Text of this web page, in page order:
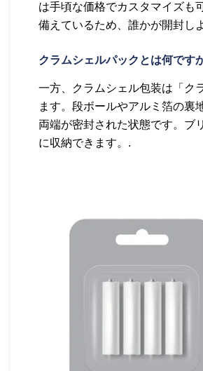
は手頃な価格でカスタマイズも
備えているため、誰かが開封し
クラムシェルパックとは何です
一方、クラムシェル包装は「ク
ます。段ボールやアルミ箔の裏
両端が密封された状態です。ブ
に収納できます。.